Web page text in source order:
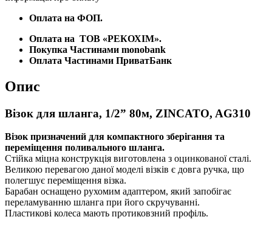
Оплата на ФОП.
Оплата на ТОВ «РЕКОХІМ».
Покупка Частинами monobank
Оплата Частинами ПриватБанк
Опис
Візок для шланга, 1/2” 80м, ZINCATO, AG310
Візок призначений для компактного зберігання та
переміщення поливального шланга.
Стійка міцна конструкція виготовлена з оцинкованої сталі.
Великою перевагою даної моделі візків є довга ручка, що
полегшує переміщення візка.
Барабан оснащено рухомим адаптером, який запобігає
переламуванню шланга при його скручуванні.
Пластикові колеса мають протиковзний профіль.